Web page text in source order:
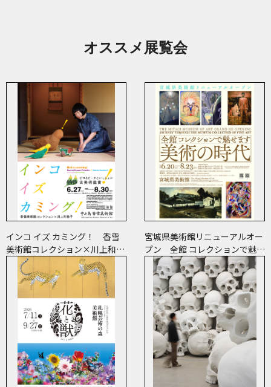
オススメ展覧会
インコ イズ カミング！ 香雪
美術館コレクション×川上和歌
子 ～ピコ＆ピータといっしょ
に古美術鑑賞～
宮城県美術館リニューアルオー
プン 全館 コレクションで魅せ
ます 美術の時代